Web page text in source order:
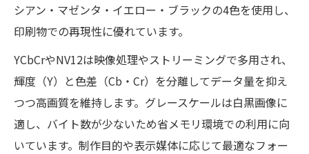
カラー フォーマット変更時の色ズレ要因
色ズレを防ぐためのカラー管理の基本
カラーフォーマット別に対策を徹底解説
おすすめのカラーフォーマットで色ズレ軽
減
実践で役立つ色再現性の高め方
シアン・マゼンタ・イエロー・ブラックの4色を使用し、
印刷物での再現性に優れています。
YCbCrやNV12は映像処理やストリーミングで多用され、
輝度（Y）と色差（Cb・Cr）を分離してデータ量を抑え
つつ高画質を維持します。グレースケールは白黒画像に
適し、バイト数が少ないため省メモリ環境での利用に向
いています。制作目的や表示媒体に応じて最適なフォー